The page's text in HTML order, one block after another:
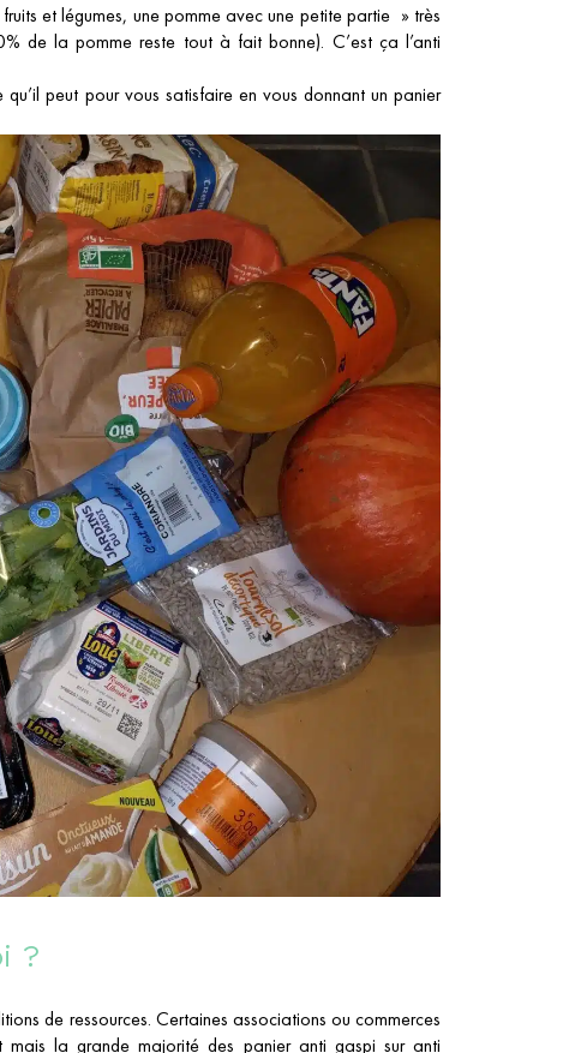
et légumes, une pomme avec une petite partie » très
de la pomme reste tout à fait bonne). C’est ça l’anti
peut pour vous satisfaire en vous donnant un panier
?
de ressources. Certaines associations ou commerces
la grande majorité des panier anti gaspi sur anti